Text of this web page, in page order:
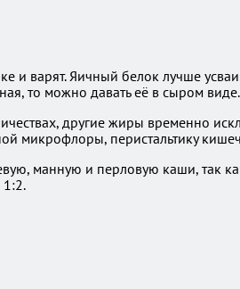
и варят. Яичный белок лучше
то можно давать её в сыром виде.
другие жиры временно
микрофлоры, перистальтику
манную и перловую каши, так